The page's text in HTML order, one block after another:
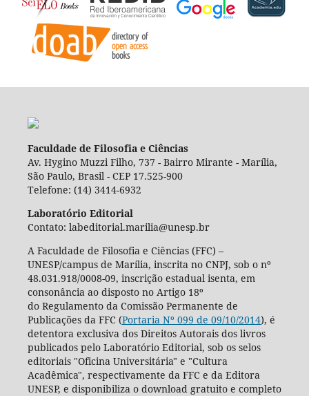
Faculdade de Filosofia e Ciências
Av. Hygino Muzzi Filho, 737 - Bairro Mirante - Marília,
São Paulo, Brasil - CEP 17.525-900
Telefone: (14) 3414-6932
Laboratório Editorial
Contato: labeditorial.marilia@unesp.br
A Faculdade de Filosofia e Ciências (FFC) –
UNESP/campus de Marília, inscrita no CNPJ, sob o nº
48.031.918/0008-09, inscrição estadual isenta, em
consonância ao disposto no Artigo 18º
do Regulamento da Comissão Permanente de
Publicações da FFC (Portaria Nº 099 de 09/10/2014), é
detentora exclusiva dos Direitos Autorais dos livros
publicados pelo Laboratório Editorial, sob os selos
editoriais "Oficina Universitária" e "Cultura
Acadêmica", respectivamente da FFC e da Editora
UNESP, e disponibiliza o download gratuito e completo